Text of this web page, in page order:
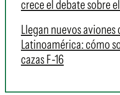
crece el debate sobre
Llegan nuevos aviones
Latinoamérica: cómo
cazas F-16